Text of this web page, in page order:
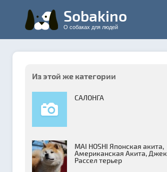
Sobakino
О собаках для людей
Из этой же категории
САЛОНГА
MAI HOSHI Японская акита,
Американская Акита, Джек
Рассел терьер